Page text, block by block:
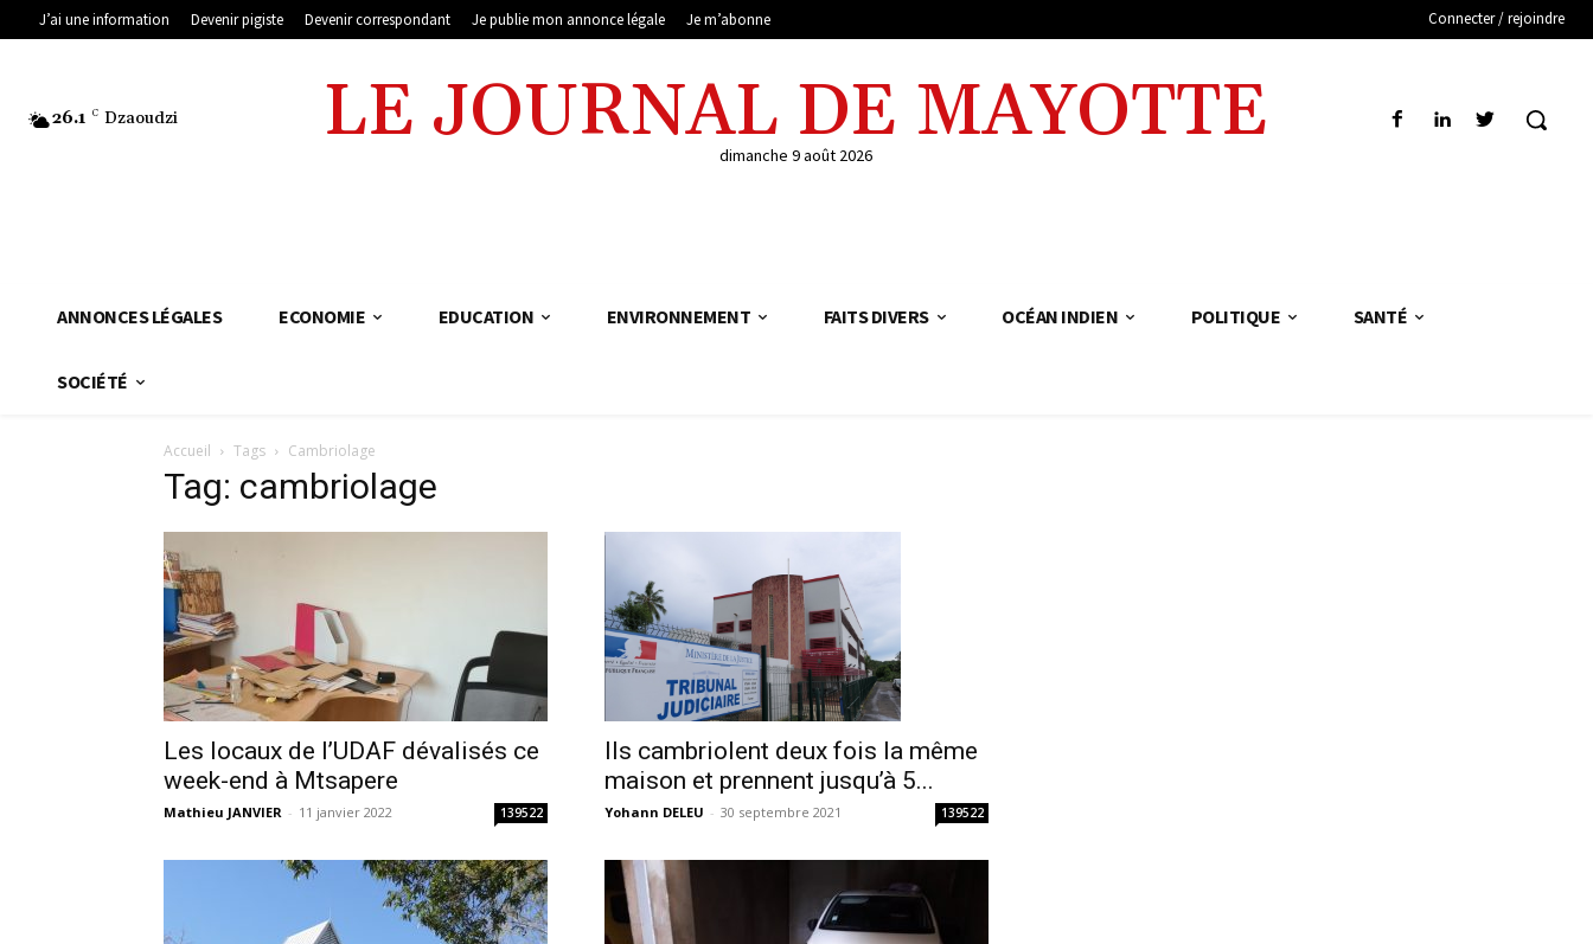
J’ai une information Devenir pigiste Devenir correspondant Je publie mon annonce légale Je m’abonne Connecter / rejoindre
26.1 C Dzaoudzi LE JOURNAL DE MAYOTTE
dimanche 9 août 2026
ANNONCES LÉGALES ECONOMIE EDUCATION ENVIRONNEMENT FAITS DIVERS OCÉAN INDIEN POLITIQUE SANTÉ
SOCIÉTÉ
Accueil Tags Cambriolage
Tag: cambriolage
Les locaux de l’UDAF dévalisés ce
week-end à Mtsapere
Mathieu JANVIER - 11 janvier 2022 139522
Ils cambriolent deux fois la même
maison et prennent jusqu’à 5...
Yohann DELEU - 30 septembre 2021 139522